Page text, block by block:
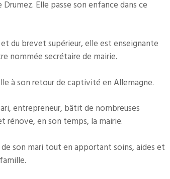
Elle passe son enfance dans ce
du brevet supérieur, elle est enseignante
nommée secrétaire de mairie.
à son retour de captivité en Allemagne.
entrepreneur, bâtit de nombreuses
rénove, en son temps, la mairie.
son mari tout en apportant soins, aides et